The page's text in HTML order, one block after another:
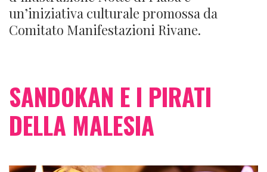
un’iniziativa culturale promossa da
Comitato Manifestazioni Rivane.
SANDOKAN E I PIRATI
DELLA MALESIA